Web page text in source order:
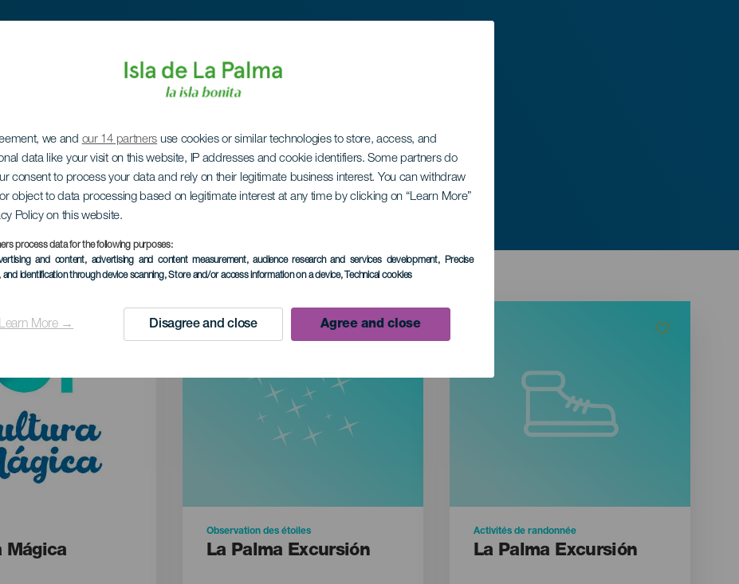
we and our 14 partners use cookies or similar technologies to store, access, and
data like your visit on this website, IP addresses and cookie identifiers. Some partners do
consent to process your data and rely on their legitimate business interest. You can withdraw
object to data processing based on legitimate interest at any time by clicking on “Learn More”
Policy on this website.
process data for the following purposes:
and content, advertising and content measurement, audience research and services development, Precise
identification through device scanning, Store and/or access information on a device, Technical cookies
More → Disagree and close Agree and close
Mágica
Observation des étoiles
La Palma Excursión
Activités de randonnée
La Palma Excursión